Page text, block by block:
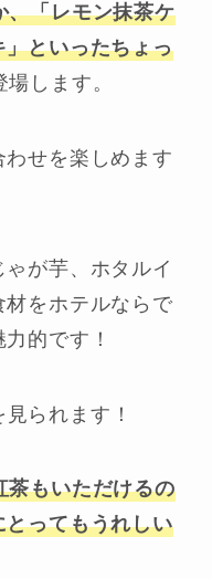
、「レモン抹茶ケ
といったちょっ
場します。
せを楽しめます
が芋、ホタルイ
材をホテルならで
的です！
られます！
茶もいただけるの
ってもうれしい